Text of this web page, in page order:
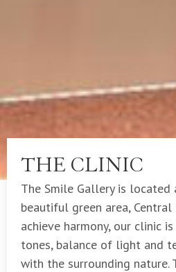
THE CLINIC
The Smile Gallery is
beautiful green area, Central
achieve harmony, our clinic
tones, balance of light and
with the surrounding nature.